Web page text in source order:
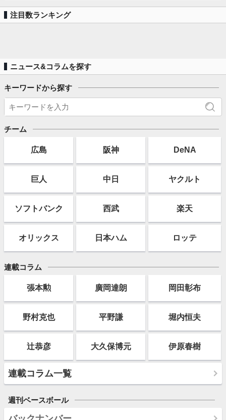
注目数ランキング
ニュース&コラムを探す
キーワードから探す
チーム
広島 阪神 DeNA
巨人 中日 ヤクルト
ソフトバンク 西武 楽天
オリックス 日本ハム ロッテ
連載コラム
張本勲 廣岡達朗 岡田彰布
野村克也 平野謙 堀内恒夫
辻恭彦 大久保博元 伊原春樹
連載コラム一覧
週刊ベースボール